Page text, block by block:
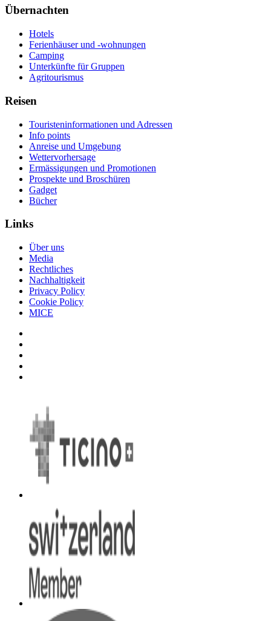
Übernachten
Hotels
Ferienhäuser und -wohnungen
Camping
Unterkünfte für Gruppen
Agritourismus
Reisen
Touristeninformationen und Adressen
Info points
Anreise und Umgebung
Wettervorhersage
Ermässigungen und Promotionen
Prospekte und Broschüren
Gadget
Bücher
Links
Über uns
Media
Rechtliches
Nachhaltigkeit
Privacy Policy
Cookie Policy
MICE